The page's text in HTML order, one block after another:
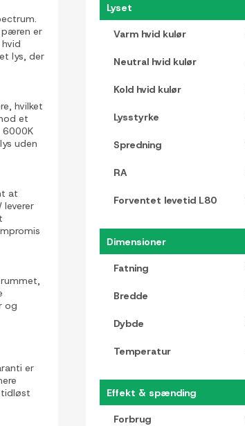
pæren er
lys, der
hvilket
et
6000K
uden
at
og
er
Lyset
Varm hvid kulør
Neutral hvid kulør
Kold hvid kulør
Lysstyrke
Spredning
RA
Forventet levetid L80
Dimensioner
Fatning
Bredde
Dybde
Temperatur
Effekt & spænding
Forbrug